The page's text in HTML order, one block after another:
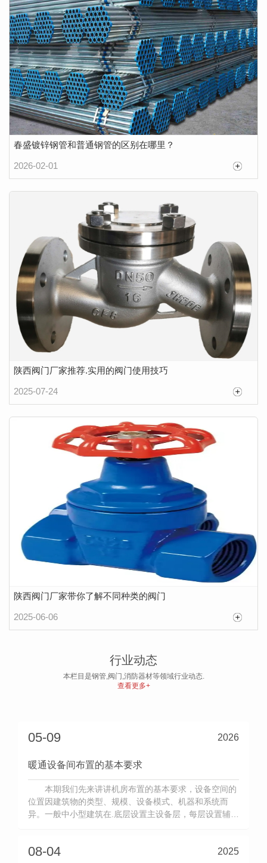
春盛镀锌钢管和普通钢管的区别在哪里？
2026-02-01
陕西阀门厂家推荐.实用的阀门使用技巧
2025-07-24
陕西阀门厂家带你了解不同种类的阀门
2025-06-06
行业动态
本栏目是钢管,阀门,消防器材等领域行业动态.
查看更多+
消防器材： 摆放与正确使用指南
规范使用直接关乎初期火灾的扑救效果。掌握这些知
识，能在危急时刻为生命财产 争取宝贵时间。一、
05-09 2026
暖通设备间布置的基本要求
本期我们先来讲讲机房布置的基本要求，设备空间的
位置因建筑物的类型、规模、设备模式、机器和系统而
异。一般中小型建筑在.底层设置主设备层，每层设置辅助
08-04 2025